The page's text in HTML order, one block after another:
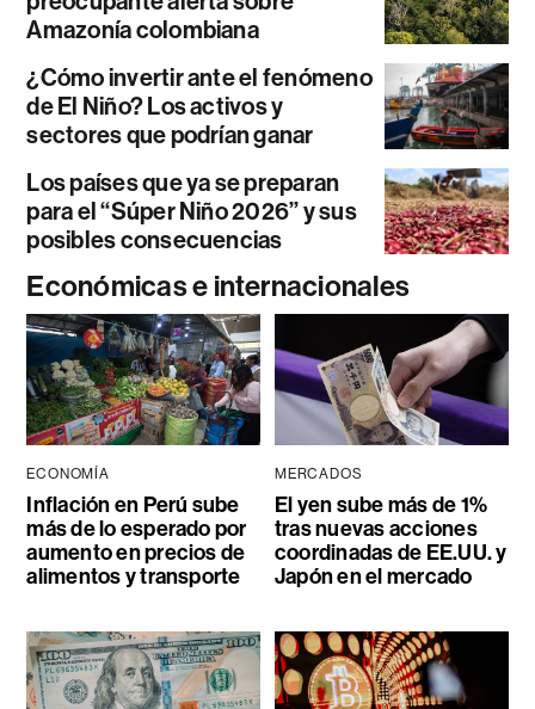
Amazonía colombiana
¿Cómo invertir ante el fenómeno
de El Niño? Los activos y
sectores que podrían ganar
Los países que ya se preparan
para el “Súper Niño 2026” y sus
posibles consecuencias
Económicas e internacionales
ECONOMÍA
Inflación en Perú sube
más de lo esperado por
aumento en precios de
alimentos y transporte
MERCADOS
El yen sube más de 1%
tras nuevas acciones
coordinadas de EE.UU. y
Japón en el mercado